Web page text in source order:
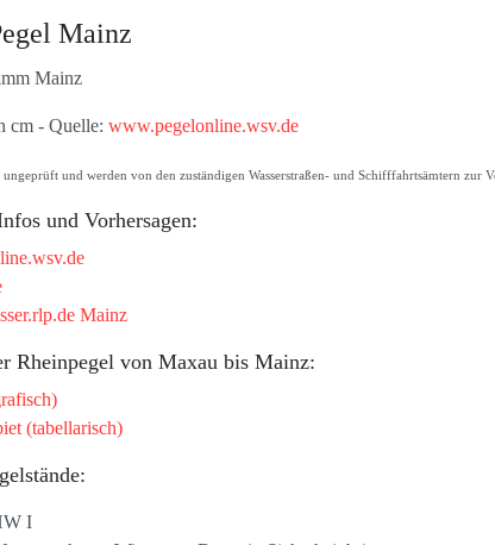
Mainz
cm - Quelle: www.pegelonline.wsv.de
ungeprüft und werden von den zuständigen Wasserstraßen- und Schifffahrtsämtern zur
und Vorhersagen:
Mainz
Rheinpegel von Maxau bis Mainz:
(tabellarisch)
I